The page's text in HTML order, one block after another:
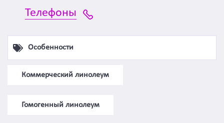
Телефоны
Особенности
Коммерческий линолеум
Гомогенный линолеум